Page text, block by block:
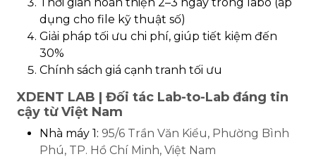
dụng cho file kỹ thuật số)
Giải pháp tối ưu chi phí, giúp tiết kiệm đến
30%
Chính sách giá cạnh tranh tối ưu
XDENT LAB | Đối tác Lab-to-Lab đáng tin
cậy từ Việt Nam
Nhà máy 1: 95/6 Trần Văn Kiểu, Phường Bình
Phú, TP. Hồ Chí Minh, Việt Nam